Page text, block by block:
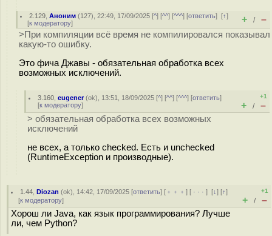
2.129 ,Аноним (127), 22:49, 17/09/2025 [^] [^^] [^^^] [ответить][↑]
[к модератору] + / –
>При компиляции всё время не компилировался показывал
какую-то ошибку.
Это фича Джавы - обязательная обработка всех
возможных исключений.
3.160 ,eugener(ok), 13:51, 18/09/2025 [^] [^^] [^^^] [ответить]
[к модератору]
+1
+ / –
> обязательная обработка всех возможных
исключений
не всех, а только checked. Есть и unchecked
(RuntimeException и производные).
1.44 ,Diozan (ok), 14:42, 17/09/2025 [ответить] [ ﹢﹢﹢] [ · · ·][↓] [↑]
[к модератору]
+1
+ / –
Хорош ли Java, как язык программирования? Лучше
ли, чем Python?